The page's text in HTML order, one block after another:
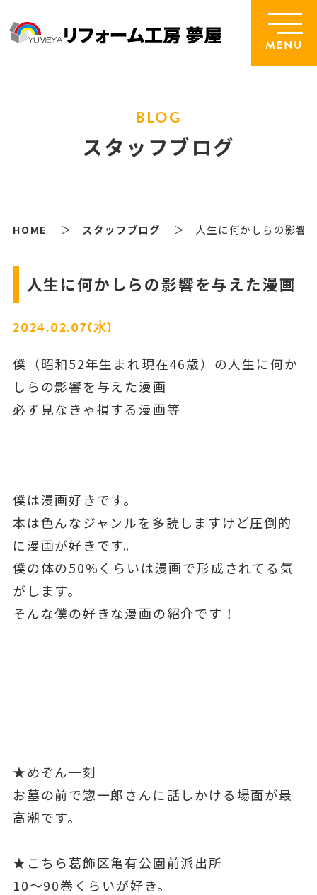
MENU
BLOG
スタッフブログ
HOME スタッフブログ 人生に何かしらの影響
人生に何かしらの影響を与えた漫画
2024.02.07(水)
僕（昭和52年生まれ現在46歳）の人生に何か
しらの影響を与えた漫画
必ず見なきゃ損する漫画等
僕は漫画好きです。
本は色んなジャンルを多読しますけど圧倒的
に漫画が好きです。
僕の体の50%くらいは漫画で形成されてる気
がします。
そんな僕の好きな漫画の紹介です！
★めぞん一刻
お墓の前で惣一郎さんに話しかける場面が最
高潮です。
★こちら葛飾区亀有公園前派出所
10～90巻くらいが好き。